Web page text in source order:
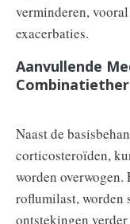
verminderen,
exacerbaties.
Aanvullende
Naast de
corticosteroïden,
worden overwogen.
roflumilast, worden
ontstekingen